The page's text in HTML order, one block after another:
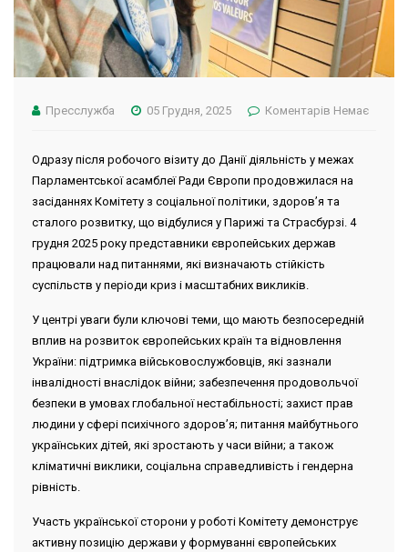
Пресслужба 05 Грудня, 2025 Коментарів Немає
Одразу після робочого візиту до Данії діяльність у межах
Парламентської асамблеї Ради Європи продовжилася на
засіданнях Комітету з соціальної політики, здоров’я та
сталого розвитку, що відбулися у Парижі та Страсбурзі. 4
грудня 2025 року представники європейських держав
працювали над питаннями, які визначають стійкість
суспільств у періоди криз і масштабних викликів.
У центрі уваги були ключові теми, що мають безпосередній
вплив на розвиток європейських країн та відновлення
України: підтримка військовослужбовців, які зазнали
інвалідності внаслідок війни; забезпечення продовольчої
безпеки в умовах глобальної нестабільності; захист прав
людини у сфері психічного здоров’я; питання майбутнього
українських дітей, які зростають у часи війни; а також
кліматичні виклики, соціальна справедливість і гендерна
рівність.
Участь української сторони у роботі Комітету демонструє
активну позицію держави у формуванні європейських